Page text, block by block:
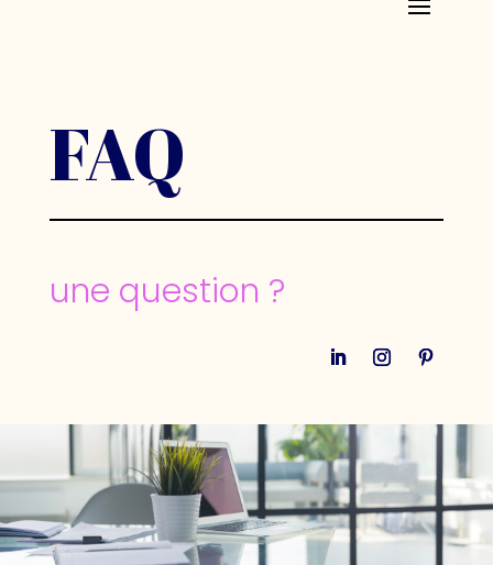
FAQ
une question ?